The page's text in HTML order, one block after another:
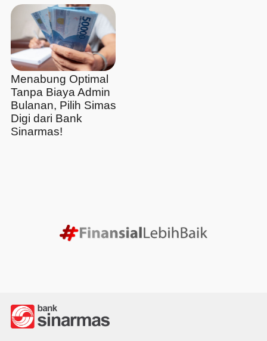
Menabung Optimal
Tanpa Biaya Admin
Bulanan, Pilih Simas
Digi dari Bank
Sinarmas!